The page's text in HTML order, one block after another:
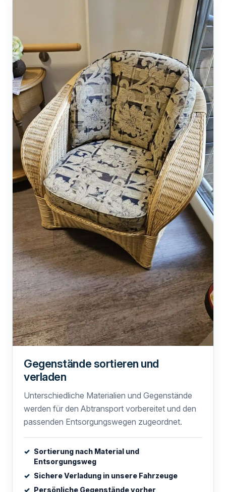
Gegenstände sortieren und
verladen
Unterschiedliche Materialien und Gegenstände
werden für den Abtransport vorbereitet und den
passenden Entsorgungswegen zugeordnet.
Sortierung nach Material und
Entsorgungsweg
Sichere Verladung in unsere Fahrzeuge
Persönliche Gegenstände vorher